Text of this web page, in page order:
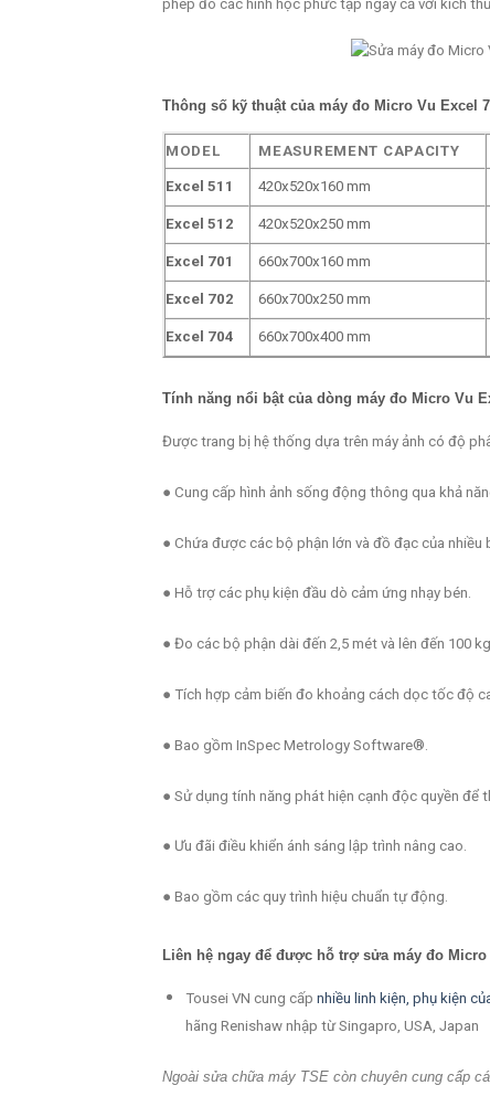
phép đo các hình học phức tạp ngay cả với kích
Thông số kỹ thuật của máy đo Micro Vu Excel
MODEL MEASUREMENT CAPACITY
Excel 511 420x520x160 mm
Excel 512 420x520x250 mm
Excel 701 660x700x160 mm
Excel 702 660x700x250 mm
Excel 704 660x700x400 mm
Tính năng nổi bật của dòng máy đo Micro Vu
Được trang bị hệ thống dựa trên máy ảnh có độ
● Cung cấp hình ảnh sống động thông qua khả
● Chứa được các bộ phận lớn và đồ đạc của
● Hỗ trợ các phụ kiện đầu dò cảm ứng nhạy bén.
● Đo các bộ phận dài đến 2,5 mét và lên đến 100
● Tích hợp cảm biến đo khoảng cách dọc tốc độ
● Bao gồm InSpec Metrology Software®.
● Sử dụng tính năng phát hiện cạnh độc quyền để
● Ưu đãi điều khiển ánh sáng lập trình nâng cao.
● Bao gồm các quy trình hiệu chuẩn tự động.
Liên hệ ngay để được hỗ trợ sửa máy đo Micro
Tousei VN cung cấp nhiều linh kiện, phụ kiện
hãng Renishaw nhập từ Singapro, USA, Japan
Ngoài sửa chữa máy TSE còn chuyên cung cấp